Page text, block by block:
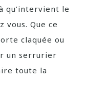
qu’intervient le
Que ce
claquée ou
un serrurier
toute la